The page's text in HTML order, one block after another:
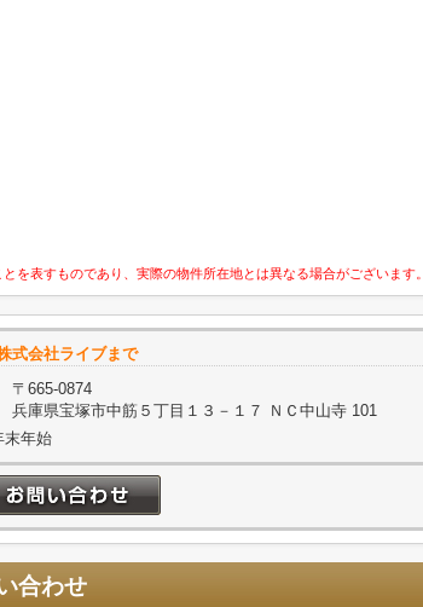
を表すものであり、実際の物件所在地とは異なる場合がございます。
式会社ライブまで
〒665-0874
兵庫県宝塚市中筋５丁目１３－１７ ＮＣ中山寺 101
末年始
合わせ